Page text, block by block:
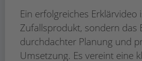
Ein erfolgreiches Erklärvideo
Zufallsprodukt, sondern das
durchdachter Planung und
Umsetzung. Es vereint eine